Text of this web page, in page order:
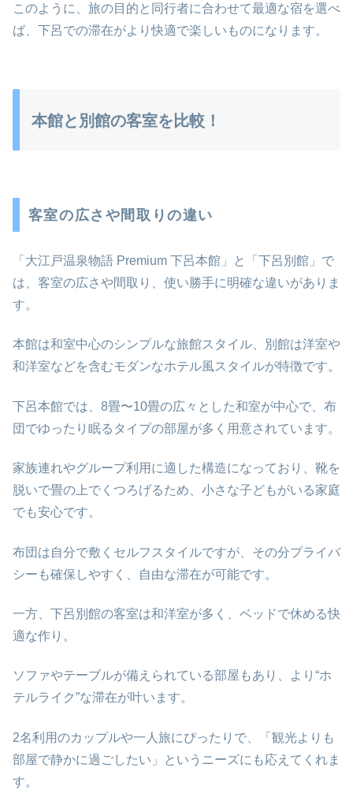
このように、旅の目的と同行者に合わせて最適な宿を選べ
ば、下呂での滞在がより快適で楽しいものになります。
本館と別館の客室を比較！
客室の広さや間取りの違い
「大江戸温泉物語 Premium 下呂本館」と「下呂別館」で
は、客室の広さや間取り、使い勝手に明確な違いがありま
す。
本館は和室中心のシンプルな旅館スタイル、別館は洋室や
和洋室などを含むモダンなホテル風スタイルが特徴です。
下呂本館では、8畳〜10畳の広々とした和室が中心で、布
団でゆったり眠るタイプの部屋が多く用意されています。
家族連れやグループ利用に適した構造になっており、靴を
脱いで畳の上でくつろげるため、小さな子どもがいる家庭
でも安心です。
布団は自分で敷くセルフスタイルですが、その分プライバ
シーも確保しやすく、自由な滞在が可能です。
一方、下呂別館の客室は和洋室が多く、ベッドで休める快
適な作り。
ソファやテーブルが備えられている部屋もあり、より“ホ
テルライク”な滞在が叶います。
2名利用のカップルや一人旅にぴったりで、「観光よりも
部屋で静かに過ごしたい」というニーズにも応えてくれま
す。